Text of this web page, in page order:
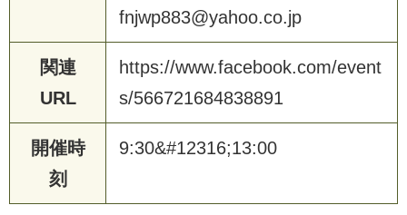
fnjwp883@yahoo.co.jp
関連
URL
https://www.facebook.com/event
s/566721684838891
開催時
刻
9:30&#12316;13:00